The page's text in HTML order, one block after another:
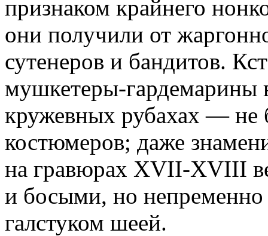
признаком крайнего
они получили от
сутенеров и бандитов.
мушкетеры-гардемарины
кружевных рубахах — не
костюмеров; даже
на гравюрах XVII-XVIII
и босыми, но
галстуком шеей.